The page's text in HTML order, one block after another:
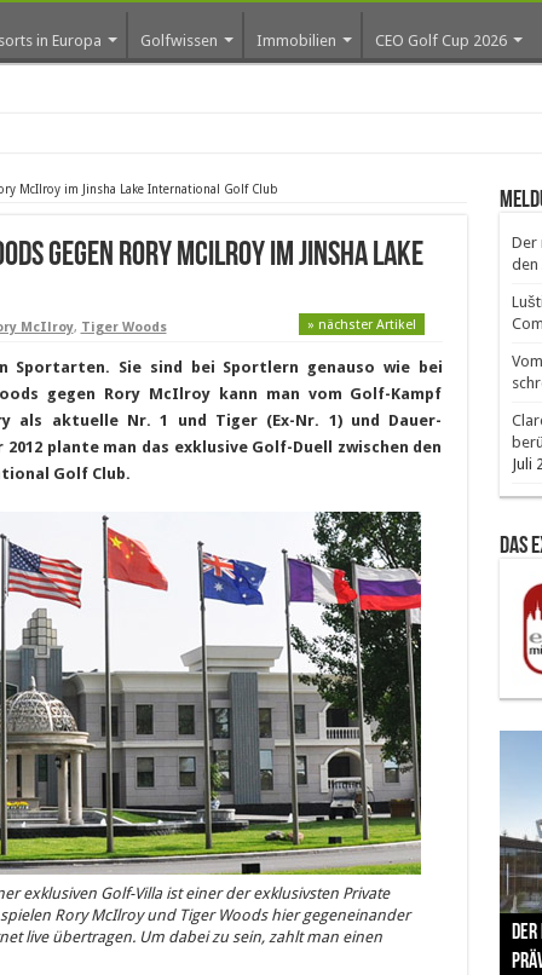
in Europa Golfwissen Immobilien CEO Golf Cup 2026
erste Golf-Com
McIlroy im Jinsha Lake International Golf Club
gegen Rory McIlroy im Jinsha Lake
McIlroy, Tiger Woods » nächster Artikel
Sportarten. Sie sind bei Sportlern genauso wie bei
gegen Rory McIlroy kann man vom Golf-Kampf
als aktuelle Nr. 1 und Tiger (Ex-Nr. 1) und Dauer-
plante man das exklusive Golf-Duell zwischen den
Golf Club.
exklusiven Golf-Villa ist einer der exklusivsten Private
Rory McIlroy und Tiger Woods hier gegeneinander
live übertragen. Um dabei zu sein, zahlt man einen
Der
den
Juli
Das
The